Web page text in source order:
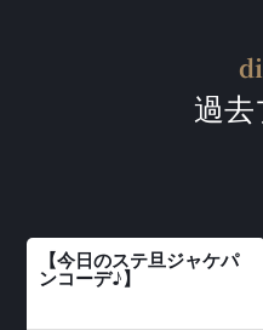
過
【今日のステ旦ジャケパ
ンコーデ♪】